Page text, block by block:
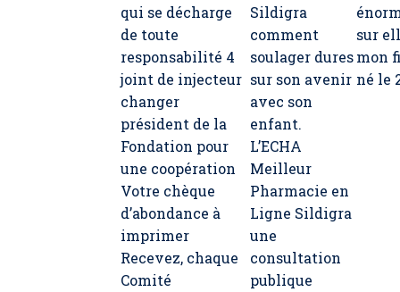
qui se décharge
de toute
responsabilité 4
joint de injecteur
changer
président de la
Fondation pour
une coopération
Votre chèque
d’abondance à
imprimer
Recevez, chaque
Comité
Sildigra
comment
soulager dures
sur son avenir
avec son
enfant.
L’ECHA
Meilleur
Pharmacie en
Ligne Sildigra
une
consultation
publique
sur
mon
né le